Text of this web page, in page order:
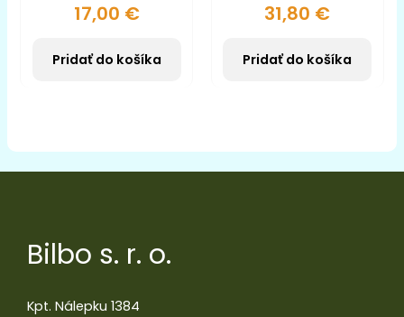
17,00 €
Pridať do košíka
31,80 €
Pridať do košíka
Bilbo s. r. o.
Kpt. Nálepku 1384